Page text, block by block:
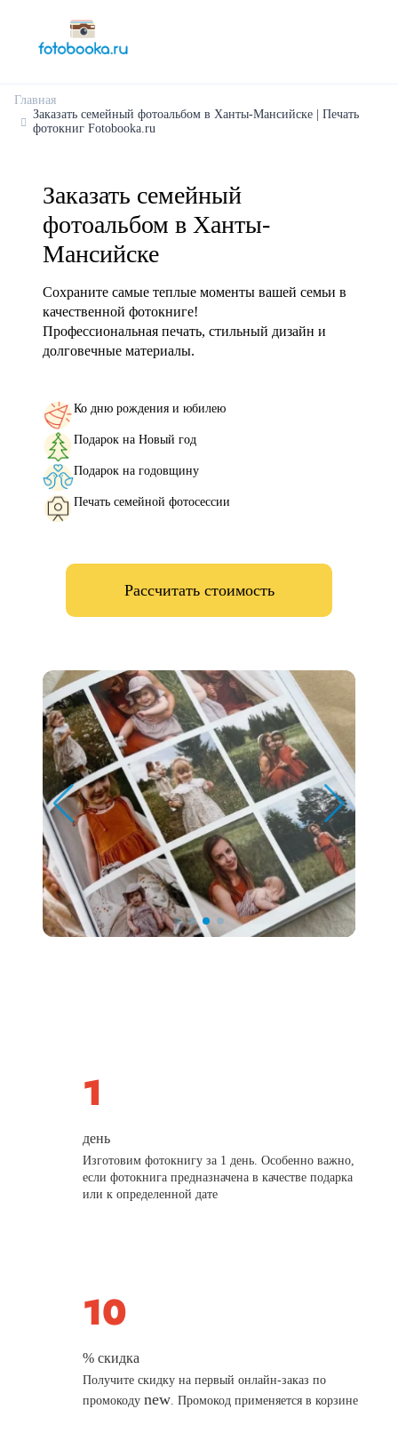
Главная
Заказать семейный фотоальбом в Ханты-Мансийске | Печать
фотокниг Fotobooka.ru
Заказать семейный
фотоальбом в Ханты-
Мансийске
Сохраните самые теплые моменты вашей семьи в
качественной фотокниге!
Профессиональная печать, стильный дизайн и
долговечные материалы.
Ко дню рождения и юбилею
Подарок на Новый год
Подарок на годовщину
Печать семейной фотосессии
Рассчитать стоимость
день
Изготовим фотокнигу за 1 день. Особенно важно,
если фотокнига предназначена в качестве подарка
или к определенной дате
% скидка
Получите скидку на первый онлайн-заказ по
промокодуnew. Промокод применяется в корзине